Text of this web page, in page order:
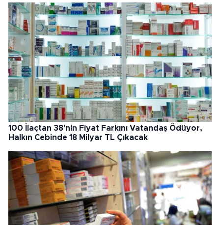
100 İlaçtan 38'nin Fiyat Farkını Vatandaş Ödüyor,
Halkın Cebinde 18 Milyar TL Çıkacak